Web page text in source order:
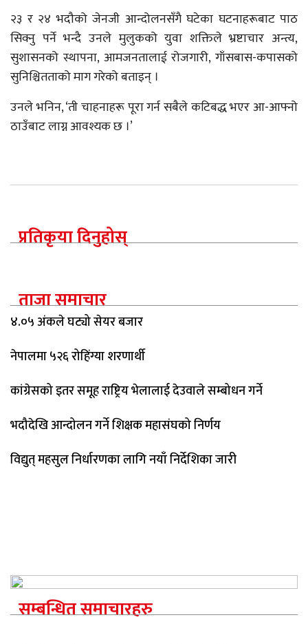
२३ र २४ भदौको जेनजी आन्दोलनसँगै घटेका घटनाहरूबाट पाठ
सिक्नु पर्ने भन्दै उनले मुलुकको युवा शक्तिले भ्रष्टाचार अन्त्य,
सुशासनको स्थापना, आमजनतालाई रोजगारी, गाँसबास-कपासको
सुनिश्चितताको माग गरेको बताइन् ।
उनले भनिन, ‘ती चाहनाहरू पूरा गर्न सबैले कटिबद्ध भएर आ-आफ्नो
ठाउँबाट लाग्न आवश्यक छ ।’
प्रतिकृया दिनुहोस्
ताजा समाचार
४.०५ अंकले घट्यो सेयर बजार
नेपालमा ५२६ रोहिंग्या शरणार्थी
कांग्रेसको इतर समूह राष्ट्रिय भेलालाई देउवाले सम्बोधन गर्ने
भदौदेखि आन्दोलन गर्ने शिक्षक महासंघको निर्णय
विद्युत् महसुल निर्धारणका लागि नयाँ निर्देशिका जारी
सम्बन्धित समाचारहरु